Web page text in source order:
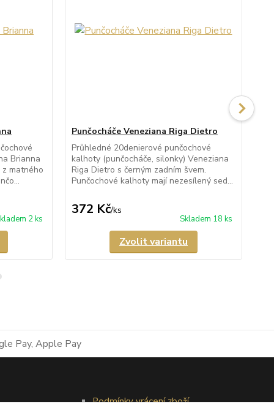
Brianna
matného
2 ks
Punčocháče Veneziana Riga Dietro
Průhledné 20denierové punčochové
kalhoty (punčocháče, silonky) Veneziana
Riga Dietro s černým zadním švem.
Punčochové kalhoty mají nezesílený sed...
372 Kč/ks
Skladem 18 ks
Zvolit variantu
Podmínky vrácení zboží